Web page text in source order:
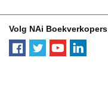
Volg NAi Boekverkopers